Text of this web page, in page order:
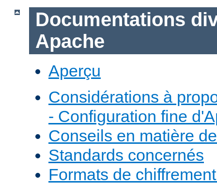
Documentations
Apache
Aperçu
Considérations à
- Configuration fine
Conseils en matière
Standards concernés
Formats de